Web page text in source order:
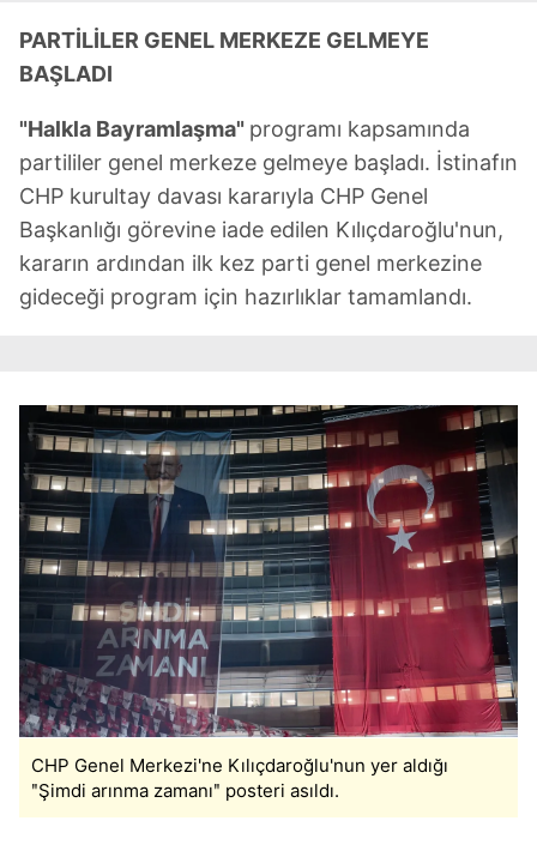
PARTİLİLER GENEL MERKEZE GELMEYE
BAŞLADI
"Halkla Bayramlaşma" programı kapsamında
partililer genel merkeze gelmeye başladı. İstinafın
CHP kurultay davası kararıyla CHP Genel
Başkanlığı görevine iade edilen Kılıçdaroğlu'nun,
kararın ardından ilk kez parti genel merkezine
gideceği program için hazırlıklar tamamlandı.
CHP Genel Merkezi'ne Kılıçdaroğlu'nun yer aldığı
ʺŞimdi arınma zamanıʺ posteri asıldı.